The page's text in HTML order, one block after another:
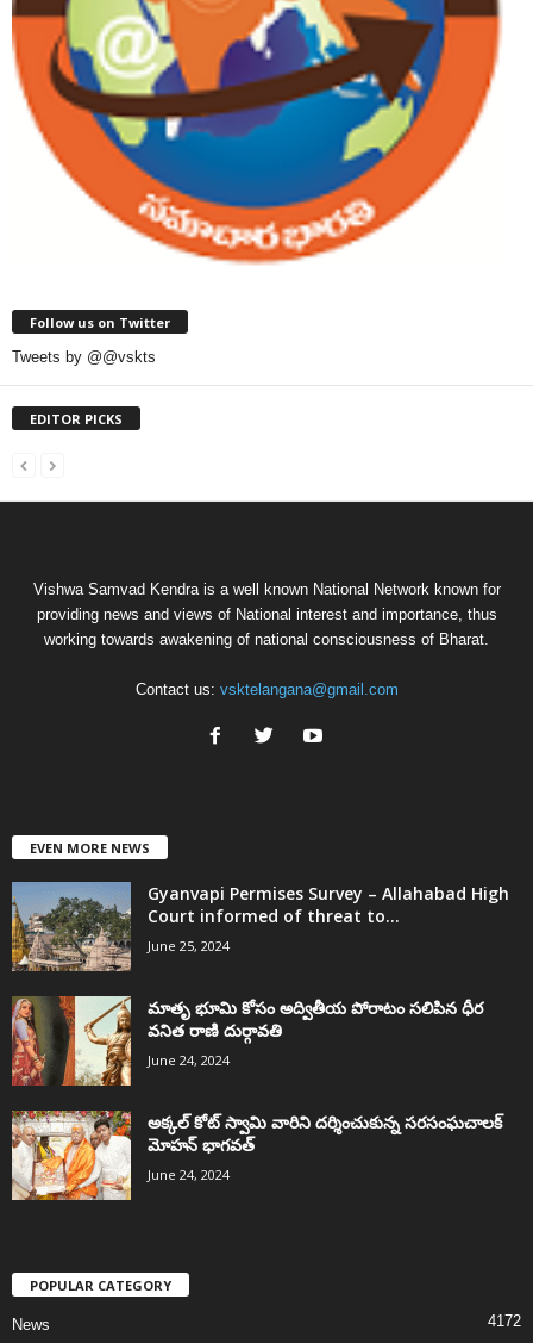
Follow us on Twitter
Tweets by @@vskts
EDITOR PICKS
Vishwa Samvad Kendra is a well known National Network known for
providing news and views of National interest and importance, thus
working towards awakening of national consciousness of Bharat.
Contact us: vsktelangana@gmail.com
EVEN MORE NEWS
Gyanvapi Permises Survey – Allahabad High
Court informed of threat to...
June 25, 2024
మాతృ భూమి కోసం అద్వితీయ పోరాటం సలిపిన ధీర
వనిత రాణి దుర్గావతి
June 24, 2024
అక్కల్‌ కోట్‌ స్వామి వారిని దర్శించుకున్న సరసంఘచాలక్
మోహన్ భాగవత్
June 24, 2024
POPULAR CATEGORY
News 4172